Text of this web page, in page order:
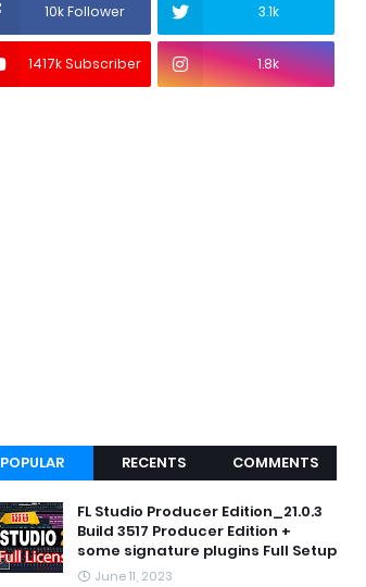
10k Follower 3.1k
1417k Subscriber 1.8k
POPULAR RECENTS COMMENTS
FL Studio Producer Edition_21.0.3
Build 3517 Producer Edition +
some signature plugins Full Setup
June 11, 2023